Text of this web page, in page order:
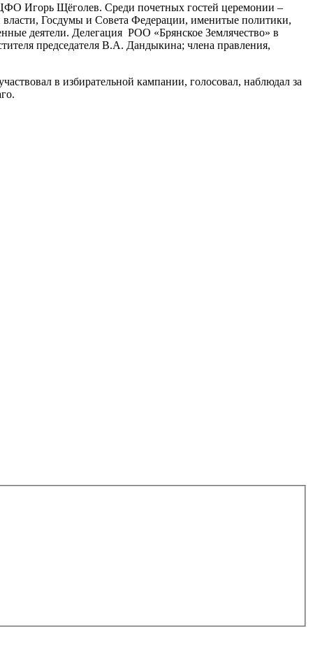
Игорь Щёголев. Среди почетных гостей церемонии –
Госдумы и Совета Федерации, именитые политики,
деятели. Делегация РОО «Брянское Землячество» в
председателя В.А. Дандыкина; члена правления,
в избирательной кампании, голосовал, наблюдал за